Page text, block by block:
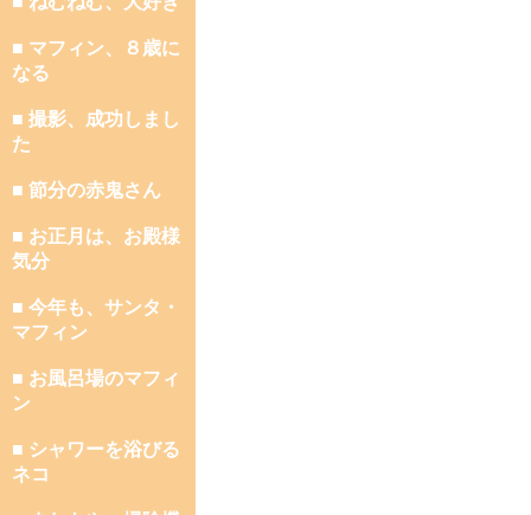
■ マフィン、８歳に
なる
■ 撮影、成功しまし
た
■ 節分の赤鬼さん
■ お正月は、お殿様
気分
■ 今年も、サンタ・
マフィン
■ お風呂場のマフィ
ン
■ シャワーを浴びる
ネコ